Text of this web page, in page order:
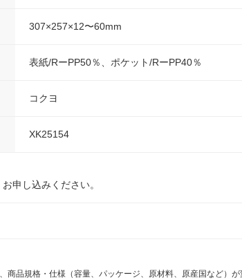
307×257×12〜60mm
表紙/RーPP50％、ポケット/RーPP40％
コクヨ
XK25154
申し込みください。
品規格・仕様（容量、パッケージ、原材料、原産国など）が